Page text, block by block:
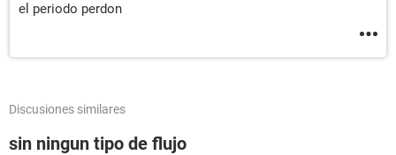
el periodo perdon
Discusiones similares
sin ningun tipo de flujo